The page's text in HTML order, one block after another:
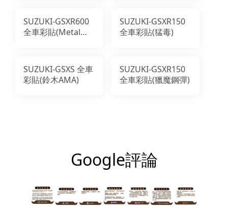
SUZUKI-GSXR600
全車彩貼(Metal
SUZUKI-GSXR150
全車彩貼(猛毒)
SUZUKI-GSXS 全車
彩貼(鈴木AMA)
SUZUKI-GSXR150
全車彩貼(獵魔鋼彈)
Google評論